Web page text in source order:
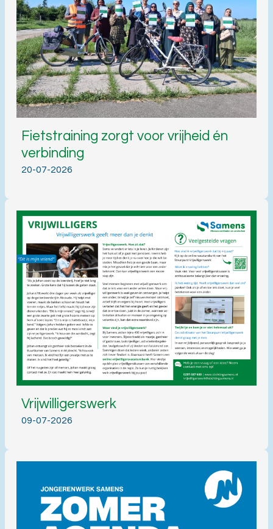
Fietstraining zorgt voor vrijheid én
verbinding
20-07-2026
Vrijwilligerswerk
09-07-2026